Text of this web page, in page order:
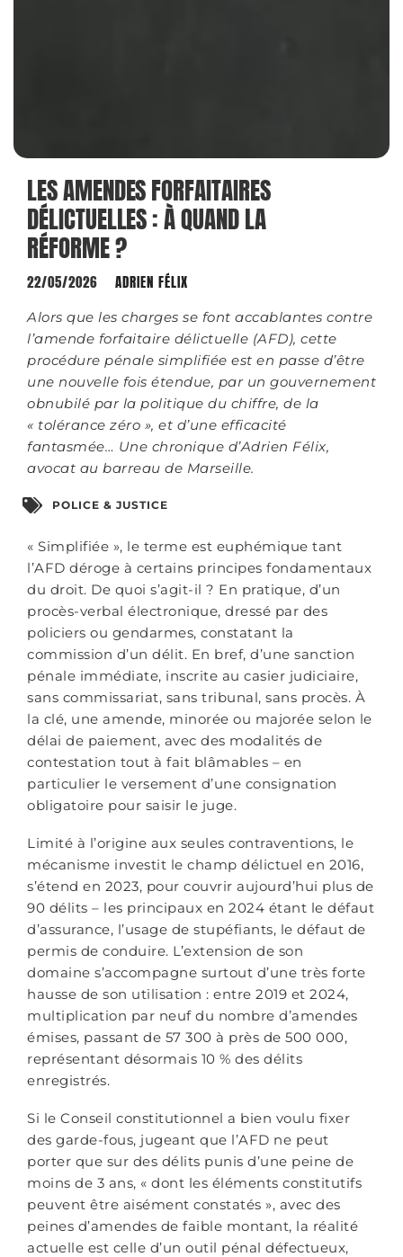
LES AMENDES FORFAITAIRES
DÉLICTUELLES : À QUAND LA
RÉFORME ?
22/05/2026 ADRIEN FÉLIX
Alors que les charges se font accablantes contre
l’amende forfaitaire délictuelle (AFD), cette
procédure pénale simplifiée est en passe d’être
une nouvelle fois étendue, par un gouvernement
obnubilé par la politique du chiffre, de la
« tolérance zéro », et d’une efficacité
fantasmée… Une chronique d’Adrien Félix,
avocat au barreau de Marseille.
POLICE & JUSTICE
« Simplifiée », le terme est euphémique tant
l’AFD déroge à certains principes fondamentaux
du droit. De quoi s’agit-il ? En pratique, d’un
procès-verbal électronique, dressé par des
policiers ou gendarmes, constatant la
commission d’un délit. En bref, d’une sanction
pénale immédiate, inscrite au casier judiciaire,
sans commissariat, sans tribunal, sans procès. À
la clé, une amende, minorée ou majorée selon le
délai de paiement, avec des modalités de
contestation tout à fait blâmables – en
particulier le versement d’une consignation
obligatoire pour saisir le juge.
Limité à l’origine aux seules contraventions, le
mécanisme investit le champ délictuel en 2016,
s’étend en 2023, pour couvrir aujourd’hui plus de
90 délits – les principaux en 2024 étant le défaut
d’assurance, l’usage de stupéfiants, le défaut de
permis de conduire. L’extension de son
domaine s’accompagne surtout d’une très forte
hausse de son utilisation : entre 2019 et 2024,
multiplication par neuf du nombre d’amendes
émises, passant de 57 300 à près de 500 000,
représentant désormais 10 % des délits
enregistrés.
Si le Conseil constitutionnel a bien voulu fixer
des garde-fous, jugeant que l’AFD ne peut
porter que sur des délits punis d’une peine de
moins de 3 ans, « dont les éléments constitutifs
peuvent être aisément constatés », avec des
peines d’amendes de faible montant, la réalité
actuelle est celle d’un outil pénal défectueux,